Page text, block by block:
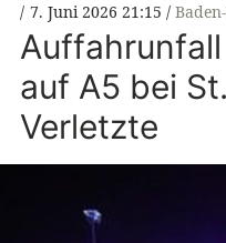
7. Juni 2026 21:15
auf A5 bei
Verletzte